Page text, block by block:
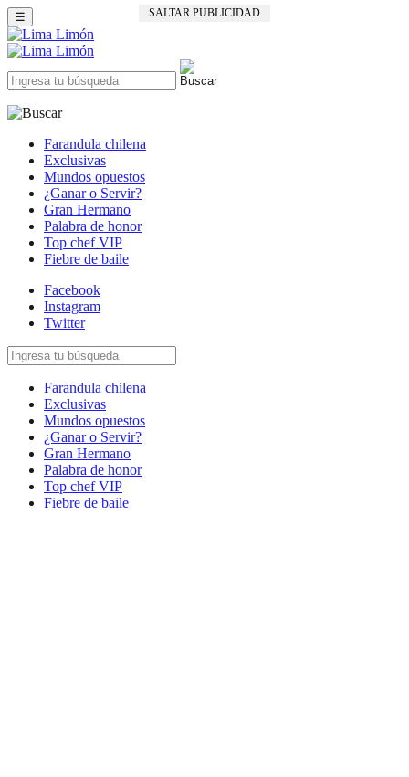
SALTAR PUBLICIDAD
☰
Farandula chilena
Exclusivas
Mundos opuestos
¿Ganar o Servir?
Gran Hermano
Palabra de honor
Top chef VIP
Fiebre de baile
Facebook
Instagram
Twitter
Farandula chilena
Exclusivas
Mundos opuestos
¿Ganar o Servir?
Gran Hermano
Palabra de honor
Top chef VIP
Fiebre de baile